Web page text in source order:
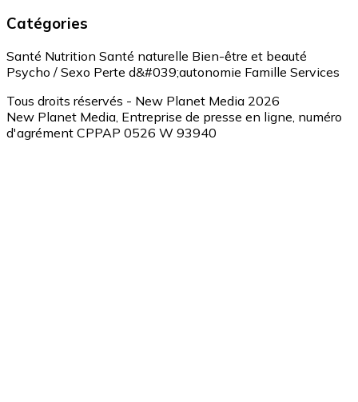
Catégories
Santé Nutrition Santé naturelle Bien-être et beauté
Psycho / Sexo Perte d&#039;autonomie Famille Services
Tous droits réservés - New Planet Media 2026
New Planet Media, Entreprise de presse en ligne, numéro
d'agrément CPPAP 0526 W 93940